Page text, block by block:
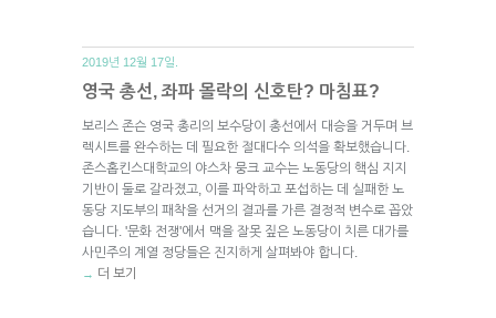
2019년 12월 17일.
영국 총선, 좌파 몰락의 신호탄? 마침표?
보리스 존슨 영국 총리의 보수당이 총선에서 대승을 거두며 브
렉시트를 완수하는 데 필요한 절대다수 의석을 확보했습니다.
존스홉킨스대학교의 야스차 뭉크 교수는 노동당의 핵심 지지
기반이 둘로 갈라졌고, 이를 파악하고 포섭하는 데 실패한 노
동당 지도부의 패착을 선거의 결과를 가른 결정적 변수로 꼽았
습니다. '문화 전쟁'에서 맥을 잘못 짚은 노동당이 치른 대가를
사민주의 계열 정당들은 진지하게 살펴봐야 합니다.
→ 더 보기